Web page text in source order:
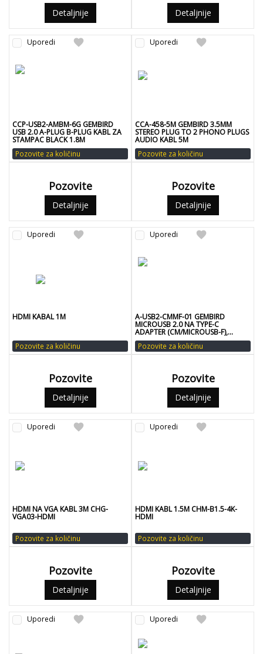
Detaljnije Detaljnije
favorite
Uporedi
CCP-USB2-AMBM-6G GEMBIRD
USB 2.0 A-PLUG B-PLUG KABL ZA
STAMPAC BLACK 1.8M
Pozovite za količinu
Pozovite
Detaljnije
favorite
Uporedi
CCA-458-5M GEMBIRD 3.5MM
STEREO PLUG TO 2 PHONO PLUGS
AUDIO KABL 5M
Pozovite za količinu
Pozovite
Detaljnije
favorite
Uporedi
HDMI KABAL 1M
Pozovite za količinu
Pozovite
Detaljnije
favorite
Uporedi
A-USB2-CMMF-01 GEMBIRD
MICROUSB 2.0 NA TYPE-C
ADAPTER (CM/MICROUSB-F),
BLACK A
Pozovite za količinu
Pozovite
Detaljnije
favorite
Uporedi
HDMI NA VGA KABL 3M CHG-
VGA03-HDMI
Pozovite za količinu
Pozovite
Detaljnije
favorite
Uporedi
HDMI KABL 1.5M CHM-B1.5-4K-
HDMI
Pozovite za količinu
Pozovite
Detaljnije
favorite
Uporedi favorite
Uporedi